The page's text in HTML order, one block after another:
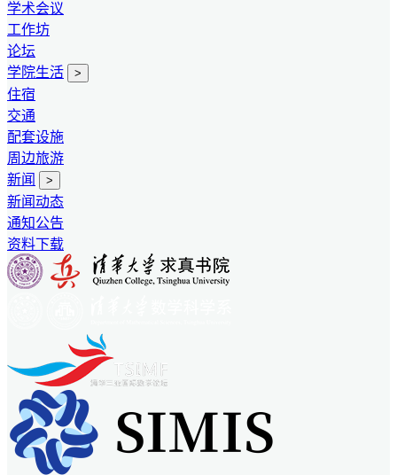
学术会议
工作坊
论坛
学院生活
>
住宿
交通
配套设施
周边旅游
新闻
>
新闻动态
通知公告
资料下载